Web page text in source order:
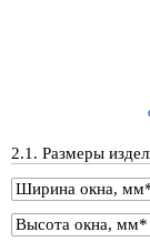
2.1. Размеры